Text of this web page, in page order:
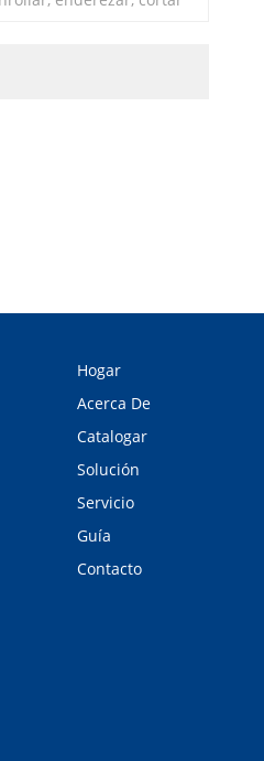
Hogar
Acerca De
Catalogar
Solución
Servicio
Guía
Contacto